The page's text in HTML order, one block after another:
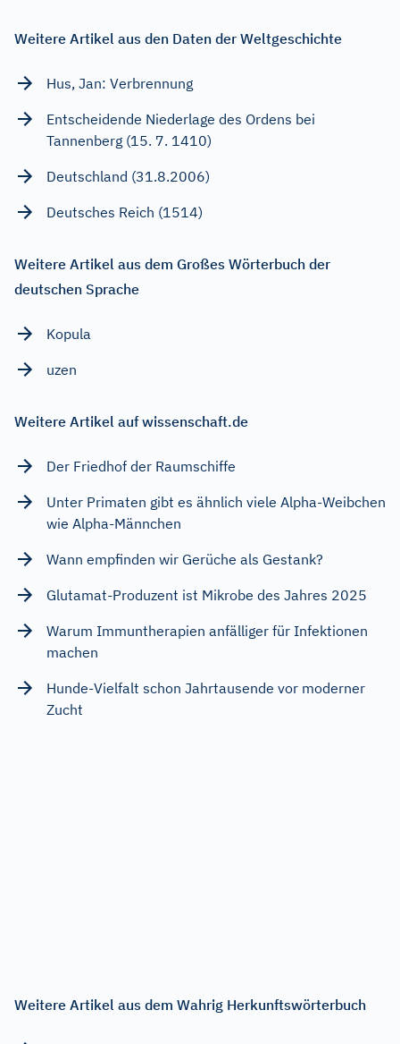
Weitere Artikel aus den Daten der Weltgeschichte
Hus, Jan: Verbrennung
Entscheidende Niederlage des Ordens bei
Tannenberg (15. 7. 1410)
Deutschland (31.8.2006)
Deutsches Reich (1514)
Weitere Artikel aus dem Großes Wörterbuch der
deutschen Sprache
Kopula
uzen
Weitere Artikel auf wissenschaft.de
Der Friedhof der Raumschiffe
Unter Primaten gibt es ähnlich viele Alpha-Weibchen
wie Alpha-Männchen
Wann empfinden wir Gerüche als Gestank?
Glutamat-Produzent ist Mikrobe des Jahres 2025
Warum Immuntherapien anfälliger für Infektionen
machen
Hunde-Vielfalt schon Jahrtausende vor moderner
Zucht
Weitere Artikel aus dem Wahrig Herkunftswörterbuch